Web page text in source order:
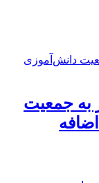
نفر به جمعیت